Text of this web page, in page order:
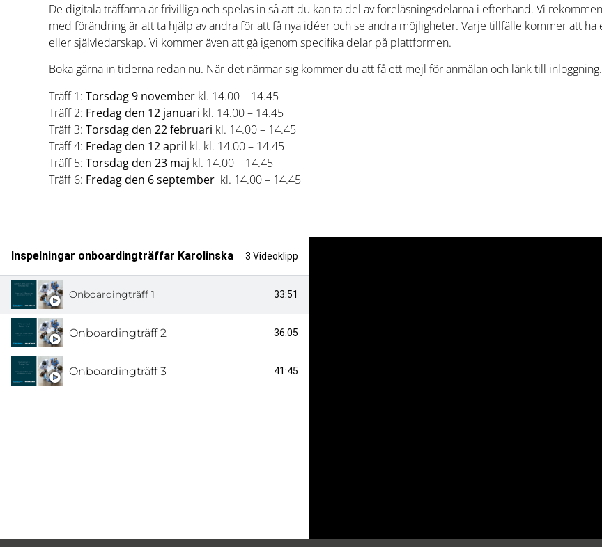
De digitala träffarna är frivilliga och spelas in så att du kan ta del av föreläsningsdelarna i efterhand. Vi
med förändring är att ta hjälp av andra för att få nya idéer och se andra möjligheter. Varje tillfälle kommer att
eller självledarskap. Vi kommer även att gå igenom specifika delar på plattformen.
Boka gärna in tiderna redan nu. När det närmar sig kommer du att få ett mejl för anmälan och länk till inloggning.
Träff 1: Torsdag 9 november kl. 14.00 – 14.45
Träff 2: Fredag den 12 januari kl. 14.00 – 14.45
Träff 3: Torsdag den 22 februari kl. 14.00 – 14.45
Träff 4: Fredag den 12 april kl. kl. 14.00 – 14.45
Träff 5: Torsdag den 23 maj kl. 14.00 – 14.45
Träff 6: Fredag den 6 september kl. 14.00 – 14.45
Inspelningar onboardingträffar Karolinska 3 Videoklipp
Onboardingträff 1 33:51
Onboardingträff 2 36:05
Onboardingträff 3 41:45